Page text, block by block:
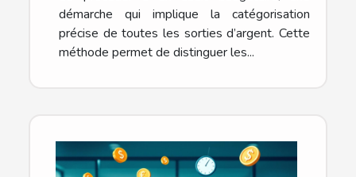
démarche qui implique la catégorisation
précise de toutes les sorties d’argent. Cette
méthode permet de distinguer les...